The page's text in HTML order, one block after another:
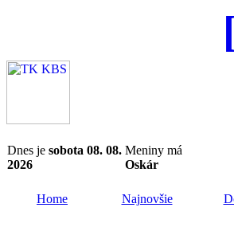
Dnes je sobota 08. 08.
2026
Meniny má
Oskár
Home Najnovšie